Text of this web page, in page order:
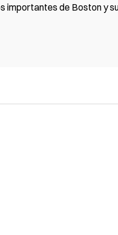
de Boston y